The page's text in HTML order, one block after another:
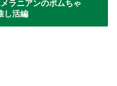
ニアンのポムちゃ
活編